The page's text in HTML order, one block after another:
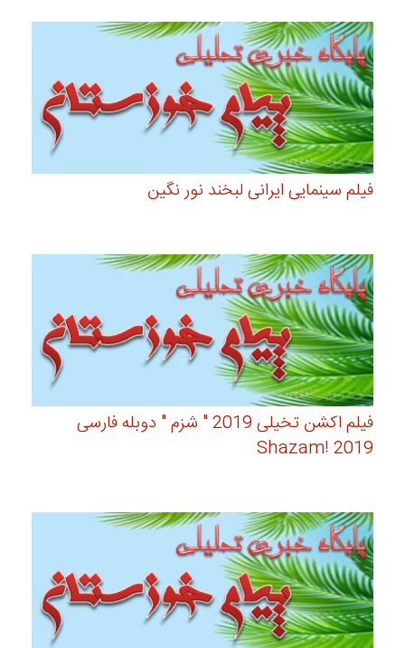
فیلم سینمایی ایرانی لبخند نور نگین
فیلم اکشن تخیلی 2019 " شزم " دوبله فارسی
Shazam! 2019